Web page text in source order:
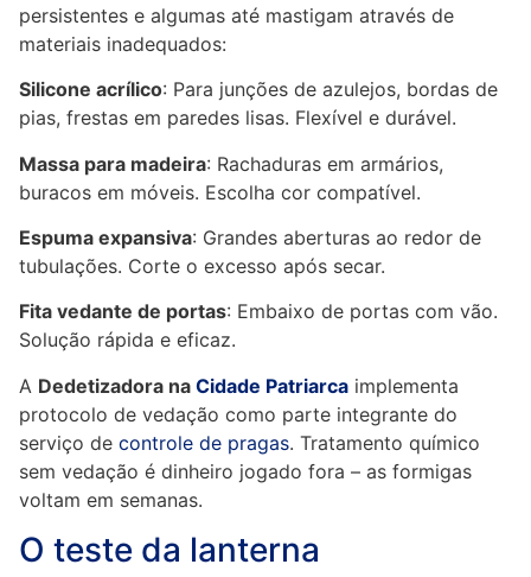
persistentes e algumas até mastigam através de
materiais inadequados:
Silicone acrílico: Para junções de azulejos, bordas de
pias, frestas em paredes lisas. Flexível e durável.
Massa para madeira: Rachaduras em armários,
buracos em móveis. Escolha cor compatível.
Espuma expansiva: Grandes aberturas ao redor de
tubulações. Corte o excesso após secar.
Fita vedante de portas: Embaixo de portas com vão.
Solução rápida e eficaz.
A Dedetizadora na Cidade Patriarca implementa
protocolo de vedação como parte integrante do
serviço de controle de pragas. Tratamento químico
sem vedação é dinheiro jogado fora – as formigas
voltam em semanas.
O teste da lanterna